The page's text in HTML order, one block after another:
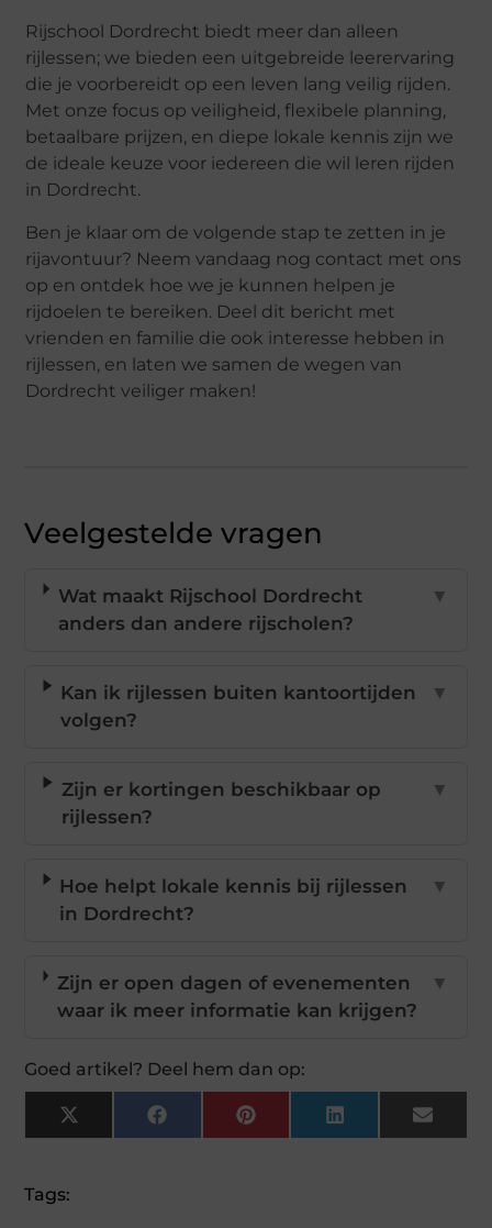
Rijschool Dordrecht biedt meer dan alleen
rijlessen; we bieden een uitgebreide leerervaring
die je voorbereidt op een leven lang veilig rijden.
Met onze focus op veiligheid, flexibele planning,
betaalbare prijzen, en diepe lokale kennis zijn we
de ideale keuze voor iedereen die wil leren rijden
in Dordrecht.
Ben je klaar om de volgende stap te zetten in je
rijavontuur? Neem vandaag nog contact met ons
op en ontdek hoe we je kunnen helpen je
rijdoelen te bereiken. Deel dit bericht met
vrienden en familie die ook interesse hebben in
rijlessen, en laten we samen de wegen van
Dordrecht veiliger maken!
Veelgestelde vragen
Wat maakt Rijschool Dordrecht
anders dan andere rijscholen?
▼
Kan ik rijlessen buiten kantoortijden
volgen?
▼
Zijn er kortingen beschikbaar op
rijlessen?
▼
Hoe helpt lokale kennis bij rijlessen
in Dordrecht?
▼
Zijn er open dagen of evenementen
waar ik meer informatie kan krijgen?
▼
Goed artikel? Deel hem dan op:
X
(Twitter)
FacebookPinterestLinkedInEmail
Tags: